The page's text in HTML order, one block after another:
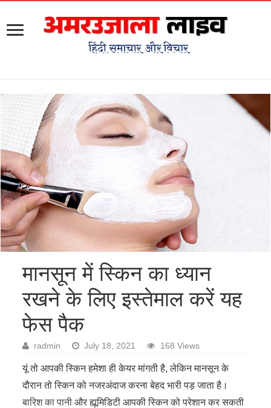
मानसून में स्किन का ध्यान
रखने के लिए इस्तेमाल करें यह
फेस पैक
radmin July 18, 2021 168 Views
यूं तो आपकी स्किन हमेशा ही केयर मांगती है, लेकिन मानसून के
दौरान तो स्किन को नजरअंदाज करना बेहद भारी पड़ जाता है।
बारिश का पानी और ह्यूमिडिटी आपकी स्किन को परेशान कर सकती